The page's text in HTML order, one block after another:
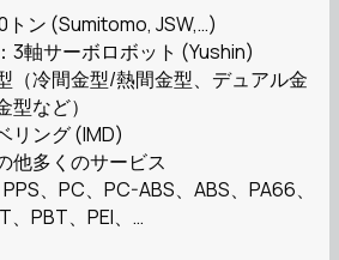
トン (Sumitomo, JSW,…)
3軸サーボロボット (Yushin)
（冷間金型/熱間金型、デュアル金
など）
リング (IMD)
他多くのサービス
、PC、PC-ABS、ABS、PA66、
、PBT、PEI、…